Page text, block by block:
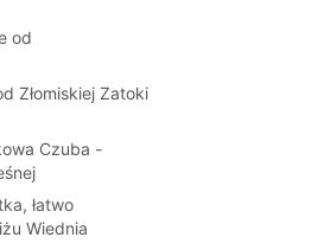
od
Złomiskiej Zatoki
Czuba -
łatwo
Wiednia